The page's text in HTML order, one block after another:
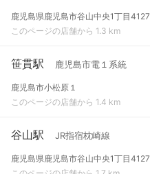
鹿児島県鹿児島市谷山中央1丁目4127
このページの店舗から 1.3 km
笹貫駅 鹿児島市電１系統
鹿児島市小松原１
このページの店舗から 1.4 km
谷山駅 JR指宿枕崎線
鹿児島県鹿児島市谷山中央1丁目4127